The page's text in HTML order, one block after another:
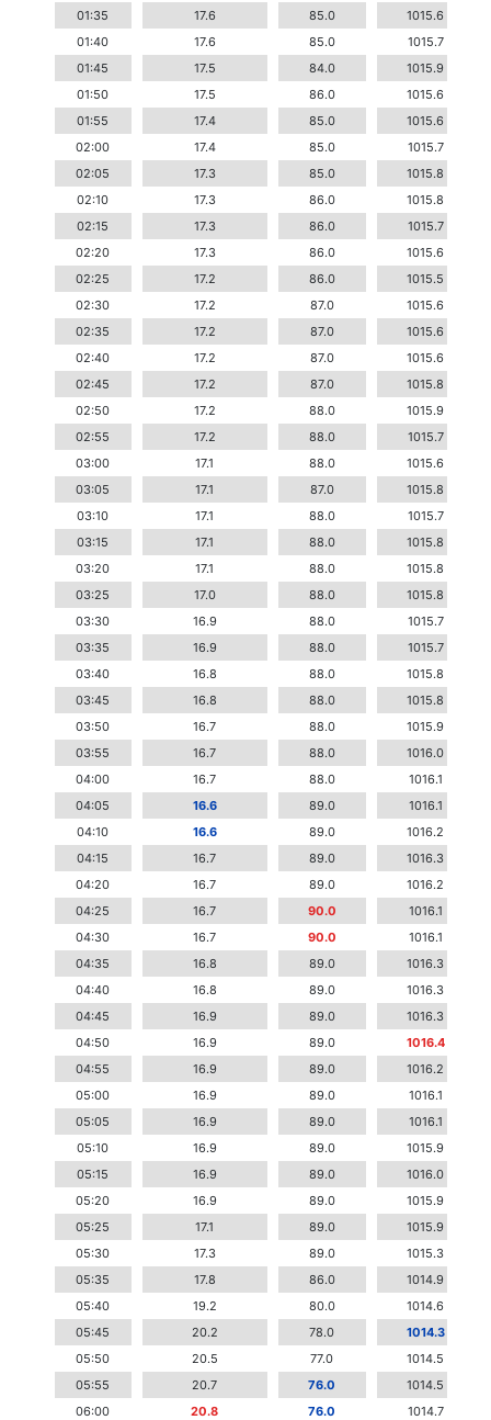
01:35
17.6 85.0
1015.6
01:40
17.6 85.0
1015.7
01:45
17.5 84.0
1015.9
01:50
17.5 86.0
1015.6
01:55
17.4 85.0
1015.6
02:00
17.4 85.0
1015.7
02:05
17.3 85.0
1015.8
02:10
17.3 86.0
1015.8
02:15
17.3 86.0
1015.7
02:20
17.3 86.0
1015.6
02:25
17.2 86.0
1015.5
02:30
17.2 87.0
1015.6
02:35
17.2 87.0
1015.6
02:40
17.2 87.0
1015.6
02:45
17.2 87.0
1015.8
02:50
17.2 88.0
1015.9
02:55
17.2 88.0
1015.7
03:00
17.1 88.0
1015.6
03:05
17.1 87.0
1015.8
03:10
17.1 88.0
1015.7
03:15
17.1 88.0
1015.8
03:20
17.1 88.0
1015.8
03:25
17.0 88.0
1015.8
03:30
16.9 88.0
1015.7
03:35
16.9 88.0
1015.7
03:40
16.8 88.0
1015.8
03:45
16.8 88.0
1015.8
03:50
16.7 88.0
1015.9
03:55
16.7 88.0
1016.0
04:00
16.7 88.0
1016.1
04:05
16.6 89.0
1016.1
04:10
16.6 89.0
1016.2
04:15
16.7 89.0
1016.3
04:20
16.7 89.0
1016.2
04:25
16.7 90.0
1016.1
04:30
16.7 90.0
1016.1
04:35
16.8 89.0
1016.3
04:40
16.8 89.0
1016.3
04:45
16.9 89.0
1016.3
04:50
16.9 89.0
1016.4
04:55
16.9 89.0
1016.2
05:00
16.9 89.0
1016.1
05:05
16.9 89.0
1016.1
05:10
16.9 89.0
1015.9
05:15
16.9 89.0
1016.0
05:20
16.9 89.0
1015.9
05:25
17.1 89.0
1015.9
05:30
17.3 89.0
1015.3
05:35
17.8 86.0
1014.9
05:40
19.2 80.0
1014.6
05:45
20.2 78.0
1014.3
05:50
20.5 77.0
1014.5
05:55
20.7 76.0
1014.5
06:00
20.8 76.0
1014.7